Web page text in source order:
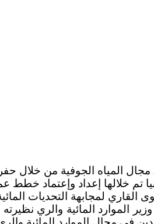
تم خلالها إعداد وإعتماد
لمجابهة التحديات
الموارد المائية والري